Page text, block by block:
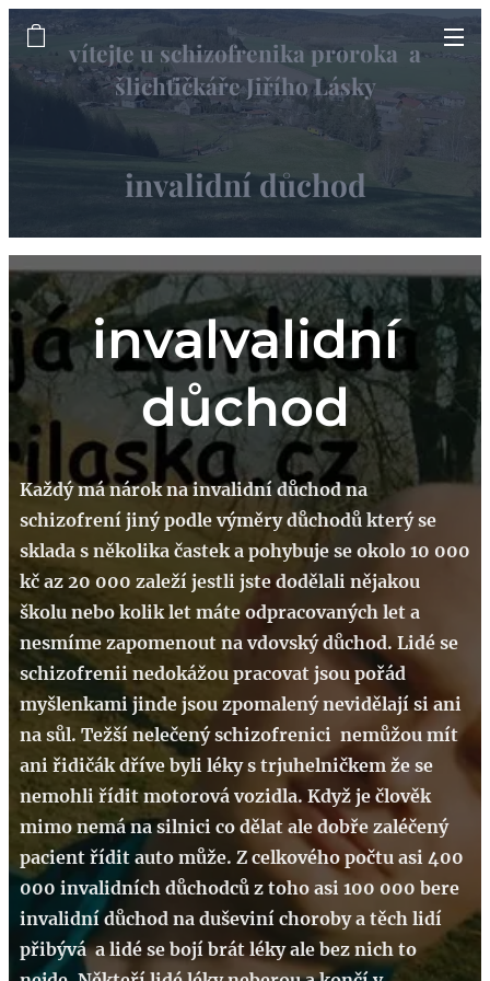
vítejte u schizofrenika proroka a
šlichťičkáře Jiřího Lásky
informační web
invalidní důchod
invalvalidní
důchod
Každý má nárok na invalidní důchod na
schizofrení jiný podle výměry důchodů který se
sklada s několika častek a pohybuje se okolo 10 000
kč az 20 000 zaleží jestli jste dodělali nějakou
školu nebo kolik let máte odpracovaných let a
nesmíme zapomenout na vdovský důchod. Lidé se
schizofrenii nedokážou pracovat jsou pořád
myšlenkami jinde jsou zpomalený nevidělají si ani
na sůl. Težší nelečený schizofrenici nemůžou mít
ani řidičák dříve byli léky s trjuhelničkem že se
nemohli řídit motorová vozidla. Když je člověk
mimo nemá na silnici co dělat ale dobře zaléčený
pacient řídit auto může. Z celkového počtu asi 400
000 invalidních důchodců z toho asi 100 000 bere
invalidní důchod na duševiní choroby a těch lidí
přibývá a lidé se bojí brát léky ale bez nich to